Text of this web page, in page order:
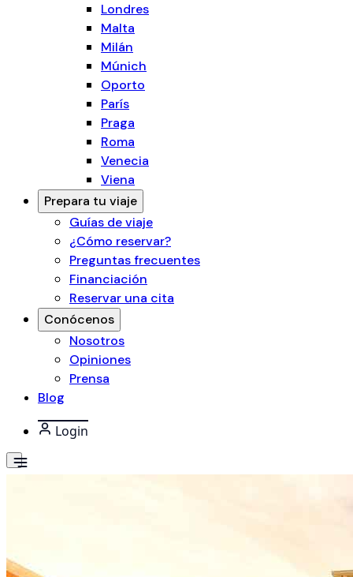
Londres
Malta
Milán
Múnich
Oporto
París
Praga
Roma
Venecia
Viena
Prepara tu viaje
Guías de viaje
¿Cómo reservar?
Preguntas frecuentes
Financiación
Reservar una cita
Conócenos
Nosotros
Opiniones
Prensa
Blog
Login